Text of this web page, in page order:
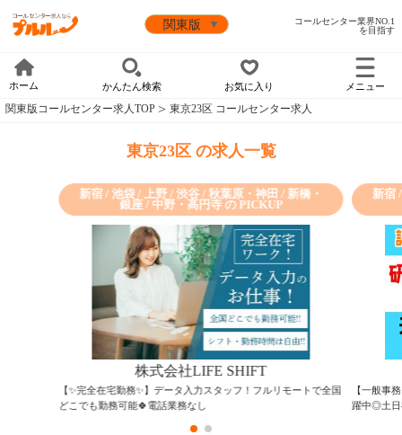
コールセンター業界NO.1
を目指す
ホーム かんたん検索 お気に入り メニュー
関東版コールセンター求人TOP 東京23区 コールセンター求人
東京23区 の求人一覧
新宿 / 池袋 / 上野 / 渋谷 / 秋葉原・神田 / 新橋・
銀座 / 中野・高円寺 の PICKUP
株式会社LIFE SHIFT
【✨完全在宅勤務✨】データ入力スタッフ！フルリモートで全国
どこでも勤務可能🍀電話業務なし
新宿
【一般事
躍中◎土日